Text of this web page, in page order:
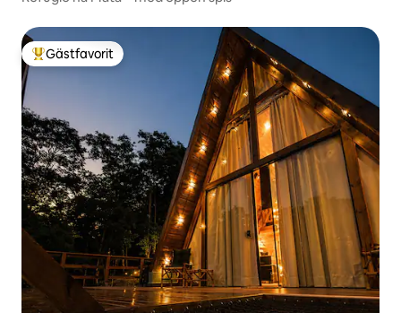
Populär gästfavorit
Gästfavorit